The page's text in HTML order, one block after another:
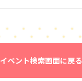
イベント検索画面に戻る